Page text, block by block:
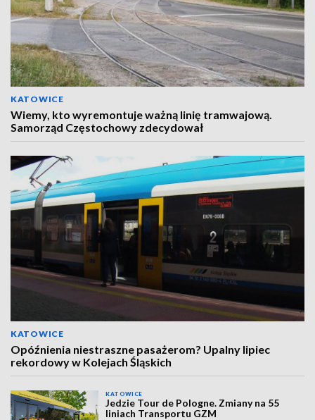
KATOWICE
Wiemy, kto wyremontuje ważną linię tramwajową.
Samorząd Częstochowy zdecydował
KATOWICE
Opóźnienia niestraszne pasażerom? Upalny lipiec
rekordowy w Kolejach Śląskich
KATOWICE
Jedzie Tour de Pologne. Zmiany na 55
liniach Transportu GZM